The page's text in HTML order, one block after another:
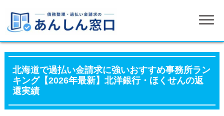
北海道で過払い金請求に強いおすすめ事務所ラン
キング【2026年最新】北洋銀行・ほくせんの返
還実績